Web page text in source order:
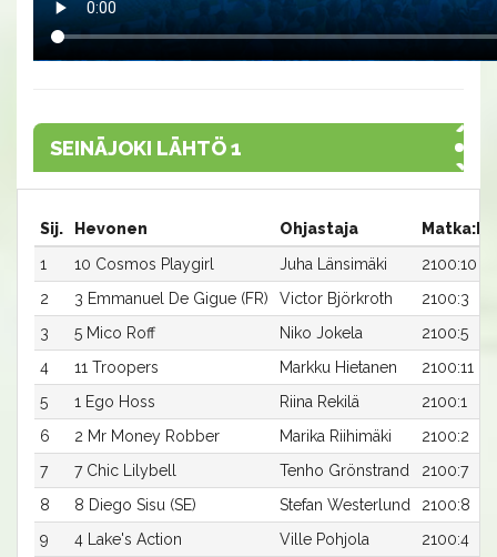
SEINÄJOKI LÄHTÖ 1
Sij. Hevonen Ohjastaja
1
10 Cosmos Playgirl Juha Länsimäki
2100:10
2
3 Emmanuel De Gigue (FR) Victor Björkroth
2100:3
3
5 Mico Roff Niko Jokela
2100:5
4
11 Troopers Markku Hietanen
2100:11
5
1 Ego Hoss Riina Rekilä
2100:1
6
2 Mr Money Robber Marika Riihimäki
2100:2
7
7 Chic Lilybell Tenho Grönstrand
2100:7
8
8 Diego Sisu (SE) Stefan Westerlund
2100:8
9
4 Lake's Action Ville Pohjola
2100:4